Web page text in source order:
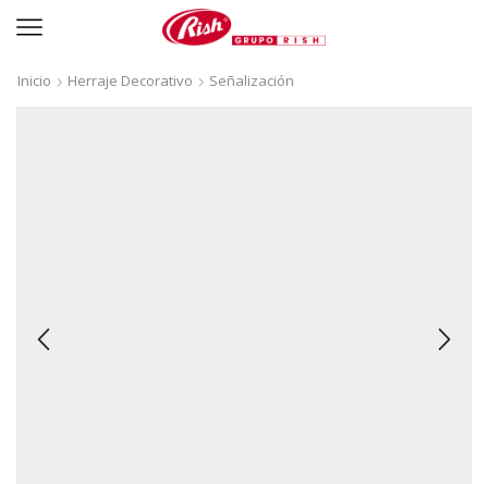
Inicio Herraje Decorativo Señalización